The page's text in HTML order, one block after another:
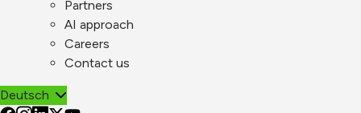
Partners
AI approach
Careers
Contact us
Deutsch